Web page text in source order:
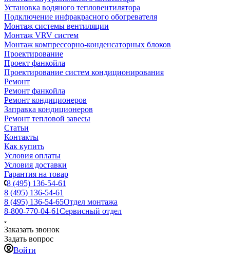
Установка водяного тепловентилятора
Подключение инфракрасного обогревателя
Монтаж системы вентиляции
Монтаж VRV систем
Монтаж компрессорно-конденсаторных блоков
Проектирование
Проект фанкойла
Проектирование систем кондиционирования
Ремонт
Ремонт фанкойла
Ремонт кондиционеров
Заправка кондиционеров
Ремонт тепловой завесы
Статьи
Контакты
Как купить
Условия оплаты
Условия доставки
Гарантия на товар
8 (495) 136-54-61
8 (495) 136-54-61
8 (495) 136-54-65Отдел монтажа
8-800-770-04-61Сервисный отдел
Заказать звонок
Задать вопрос
Войти